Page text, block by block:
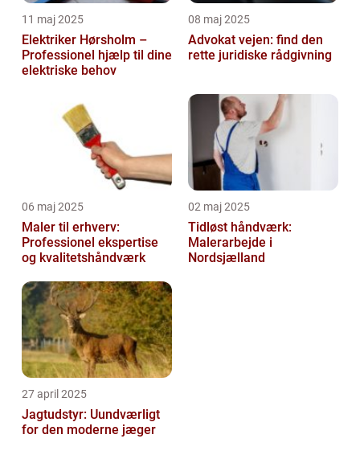
11 maj 2025
Elektriker Hørsholm –
Professionel hjælp til dine
elektriske behov
08 maj 2025
Advokat vejen: find den
rette juridiske rådgivning
06 maj 2025
Maler til erhverv:
Professionel ekspertise
og kvalitetshåndværk
02 maj 2025
Tidløst håndværk:
Malerarbejde i
Nordsjælland
27 april 2025
Jagtudstyr: Uundværligt
for den moderne jæger